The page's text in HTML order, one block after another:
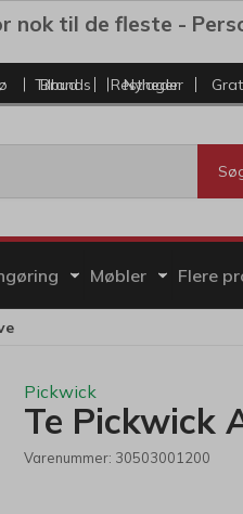
nok til de fleste -
Brands Nyheder
Tilbud Restlager
Møbler Flere
Pickwick
Te Pickwick
Varenummer: 30503001200